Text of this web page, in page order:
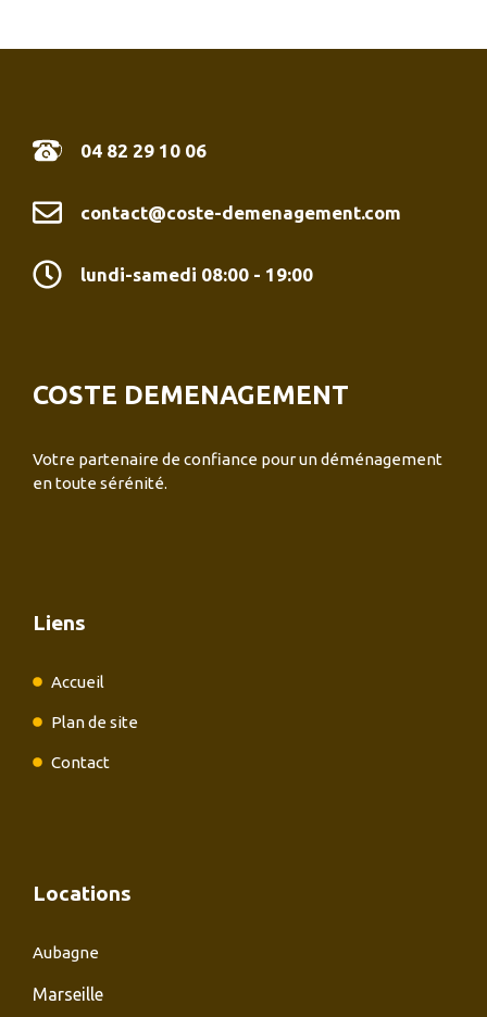
04 82 29 10 06
contact@coste-demenagement.com
lundi-samedi 08:00 - 19:00
COSTE DEMENAGEMENT
Votre partenaire de confiance pour un déménagement
en toute sérénité.
Liens
Accueil
Plan de site
Contact
Locations
Aubagne
Marseille